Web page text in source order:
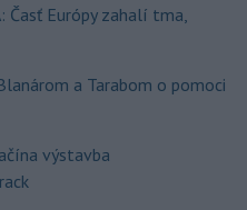
Časť Európy zahalí tma,
a Tarabom o pomoci
výstavba